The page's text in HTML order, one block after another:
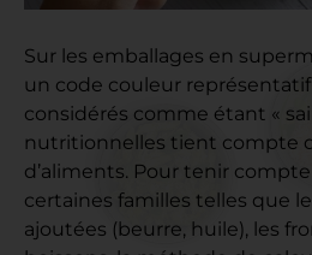
Sur les emballages en
un code couleur
considérés comme étant «
nutritionnelles tient compte
d’aliments. Pour tenir
certaines familles telles que
ajoutées (beurre, huile), les